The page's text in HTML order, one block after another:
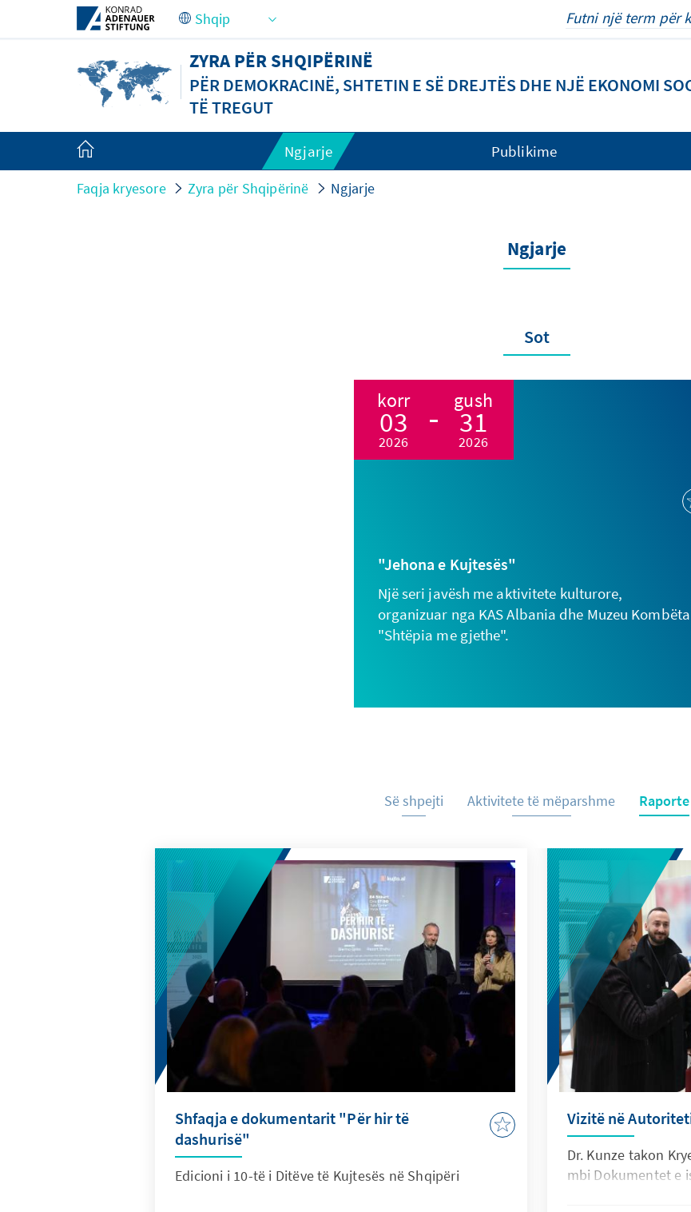
Skip to Main Content
ZYRA PËR SHQIPËRINË
PËR DEMOKRACINË, SHTETIN E SË DREJTËS DHE NJË EKONOMI
TË TREGUT
Ngjarje Publikime
Faqja kryesore Zyra për Shqipërinë Ngjarje
Ngjarje
Sot
korr
03
2026
gush
31
2026
"Jehona e Kujtesës"
Një seri javësh me aktivitete kulturore,
organizuar nga KAS Albania dhe Muzeu
"Shtëpia me gjethe".
Së shpejti Aktivitete të mëparshme Raporte
Shfaqja e dokumentarit "Për hir të
dashurisë"
Edicioni i 10-të i Ditëve të Kujtesës në Shqipëri
Vizitë në
Dr. Kunze takon
mbi Dokumentet e